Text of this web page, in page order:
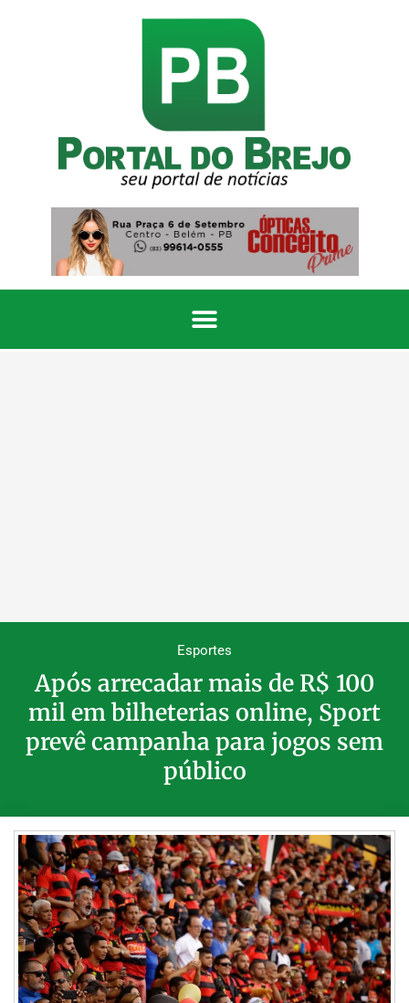
Esportes
Após arrecadar mais de R$ 100
mil em bilheterias online, Sport
prevê campanha para jogos sem
público